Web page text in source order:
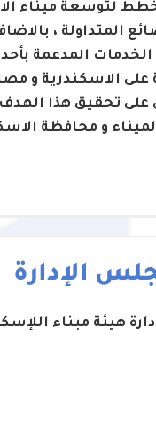
لتوسعة ميناء
المتداولة ،
المدعمة
على الاسكندرية و
على تحقيق هذا
و محافظة
الإدارة
هيئة مبناء